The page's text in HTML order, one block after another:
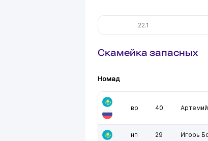
22.1
Скамейка запасных
Номад
вр 40
нп 29 Игорь